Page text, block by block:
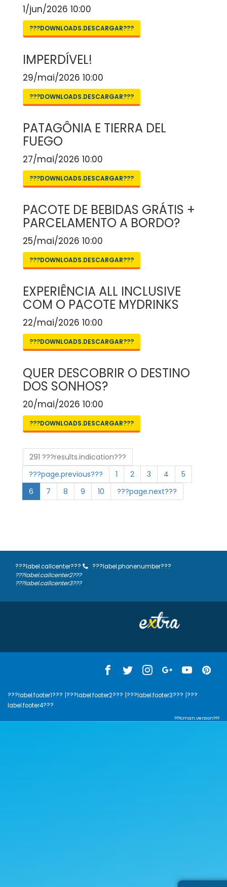
1/jun/2026 10:00
???DOWNLOADS.DESCARGAR???
IMPERDÍVEL!
29/mai/2026 10:00
???DOWNLOADS.DESCARGAR???
PATAGÔNIA E TIERRA DEL
FUEGO
27/mai/2026 10:00
???DOWNLOADS.DESCARGAR???
PACOTE DE BEBIDAS GRÁTIS +
PARCELAMENTO A BORDO?
25/mai/2026 10:00
???DOWNLOADS.DESCARGAR???
EXPERIÊNCIA ALL INCLUSIVE
COM O PACOTE MYDRINKS
22/mai/2026 10:00
???DOWNLOADS.DESCARGAR???
QUER DESCOBRIR O DESTINO
DOS SONHOS?
20/mai/2026 10:00
???DOWNLOADS.DESCARGAR???
291 ???results.indication???
???page.previous???
1 2 3 4
5
6
7 8 9 10 ???page.next???
???label.callcenter???
???label.phonenumber???
???label.callcenter2???
???label.callcenter3???
???label.footer1??? |???label.footer2??? |???label.footer3??? |???
label.footer4???
???cman.version???